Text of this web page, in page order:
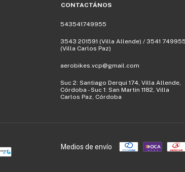
CONTACTÁNOS
543541749955
3543 201591‬ (Villa Allende) / 3541 749955
(Villa Carlos Paz)
aerobikes.vcp@gmail.com
Suc 2: Santiago Derqui 174, Villa Allende,
Córdoba - Suc 1: San Martin 1182, Villa
Carlos Paz, Córdoba
Medios de envío